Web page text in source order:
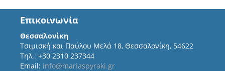
Επικοινωνία
Θεσσαλονίκη
Τσιμισκή και Παύλου Μελά 18, Θεσσαλονίκη, 54622
Τηλ.: +30 2310 237344
Email: info@mariaspyraki.gr